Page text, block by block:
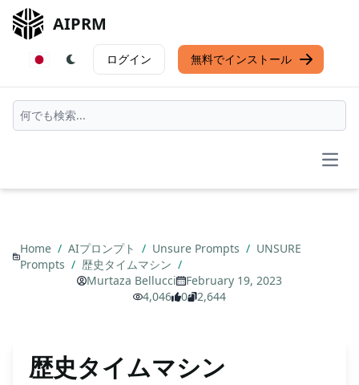
AIPRM
ログイン 無料でインストール
Home / AIプロンプト / Unsure Prompts / UNSURE
Prompts / 歴史タイムマシン /
Murtaza Bellucci
February 19, 2023
4,046
0 2,644
歴史タイムマシン